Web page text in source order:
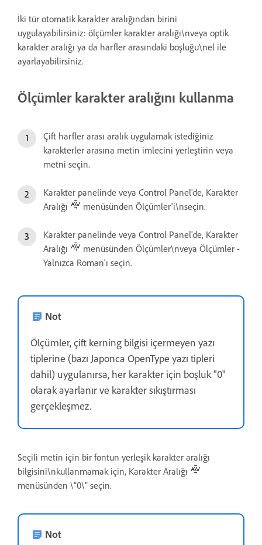
İki tür otomatik karakter aralığından birini
uygulayabilirsiniz: ölçümler karakter aralığı\nveya optik
karakter aralığı ya da harfler arasındaki boşluğu\nel ile
ayarlayabilirsiniz.
Ölçümler karakter aralığını kullanma
Çift harfler arası aralık uygulamak istediğiniz
karakterler arasına metin imlecini yerleştirin veya
metni seçin.
Karakter panelinde veya Control Panel'de, Karakter
Aralığı
menüsünden Ölçümler'i\nseçin.
Karakter panelinde veya Control Panel'de, Karakter
Aralığı
menüsünden Ölçümler\nveya Ölçümler -
Yalnızca Roman'ı seçin.
Not
Ölçümler, çift kerning bilgisi içermeyen yazı
tiplerine (bazı Japonca OpenType yazı tipleri
dahil) uygulanırsa, her karakter için boşluk "0"
olarak ayarlanır ve karakter sıkıştırması
gerçekleşmez.
Seçili metin için bir fontun yerleşik karakter aralığı
bilgisini\nkullanmamak için, Karakter Aralığı
menüsünden \"0\" seçin.
Not